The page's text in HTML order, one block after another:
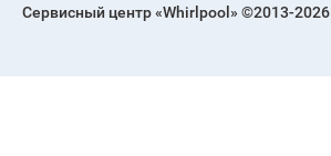
Сервисный центр «Whirlpool» ©2013-2026